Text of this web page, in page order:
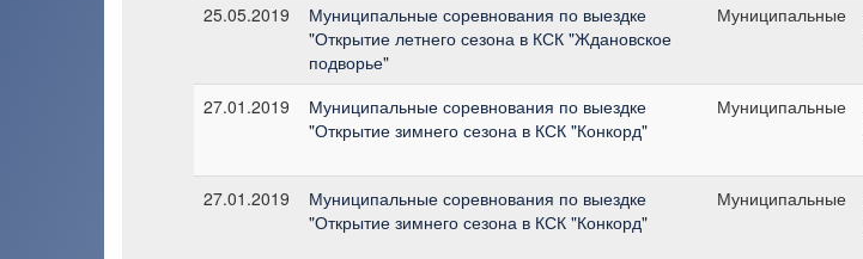
25.05.2019
Муниципальные соревнования по выездке
"Открытие летнего сезона в КСК "Ждановское
подворье"
Муниципальные
27.01.2019
Муниципальные соревнования по выездке
"Открытие зимнего сезона в КСК "Конкорд"
Муниципальные
27.01.2019
Муниципальные соревнования по выездке
"Открытие зимнего сезона в КСК "Конкорд"
Муниципальные